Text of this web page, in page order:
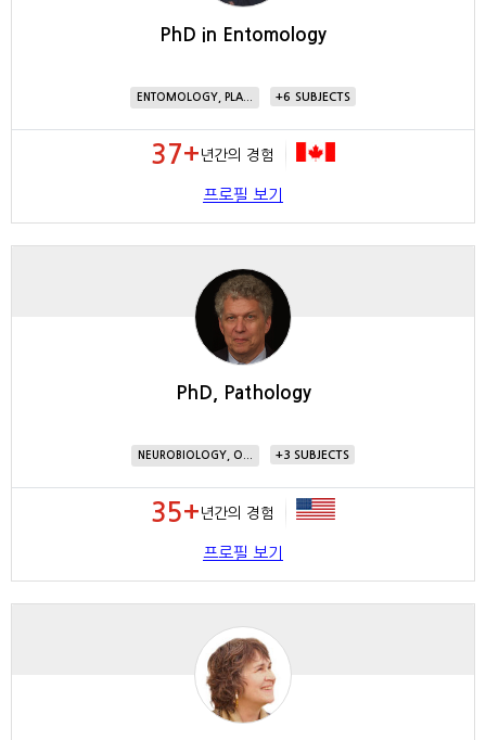
PhD in Entomology
ENTOMOLOGY, PLA... 6
37+ 년간의 경험
프로필 보기
PhD, Pathology
NEUROBIOLOGY, O... 3
35+ 년간의 경험
프로필 보기